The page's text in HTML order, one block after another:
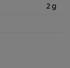
2 g